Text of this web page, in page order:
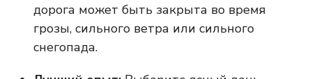
дорога может быть закрыта во время
грозы, сильного ветра или сильного
снегопада.